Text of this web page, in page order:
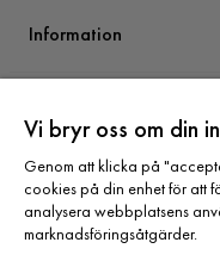
Information
Sortiment
Vi bryr oss om din
Genom att klicka på
cookies på din enhet för att
analysera webbplatsens
marknadsföringsåtgärder.